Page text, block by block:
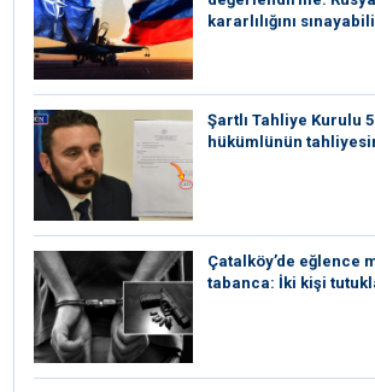
kararlılığını
Şartlı Tahliye Kurulu 5
hükümlünün
Çatalköy’de eğlence
tabanca: İki kişi